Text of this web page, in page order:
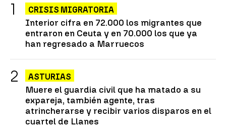
CRISIS MIGRATORIA
Interior cifra en 72.000 los migrantes que
entraron en Ceuta y en 70.000 los que ya
han regresado a Marruecos
ASTURIAS
Muere el guardia civil que ha matado a su
expareja, también agente, tras
atrincherarse y recibir varios disparos en el
cuartel de Llanes